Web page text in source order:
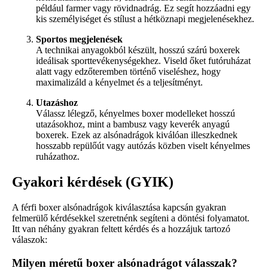
például farmer vagy rövidnadrág. Ez segít hozzáadni egy
kis személyiséget és stílust a hétköznapi megjelenésekhez.
Sportos megjelenések
A technikai anyagokból készült, hosszú szárú boxerek
ideálisak sporttevékenységekhez. Viseld őket futóruházat
alatt vagy edzőteremben történő viseléshez, hogy
maximalizáld a kényelmet és a teljesítményt.
Utazáshoz
Válassz lélegző, kényelmes boxer modelleket hosszú
utazásokhoz, mint a bambusz vagy keverék anyagú
boxerek. Ezek az alsónadrágok kiválóan illeszkednek
hosszabb repülőút vagy autózás közben viselt kényelmes
ruházathoz.
Gyakori kérdések (GYIK)
A férfi boxer alsónadrágok kiválasztása kapcsán gyakran
felmerülő kérdésekkel szeretnénk segíteni a döntési folyamatot.
Itt van néhány gyakran feltett kérdés és a hozzájuk tartozó
válaszok:
Milyen méretű boxer alsónadrágot válasszak?